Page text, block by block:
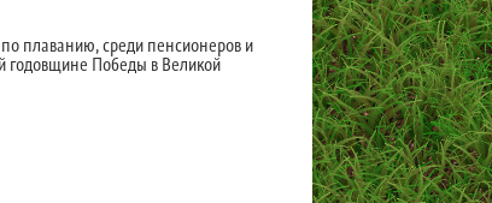
плаванию, среди пенсионеров и
годовщине Победы в Великой